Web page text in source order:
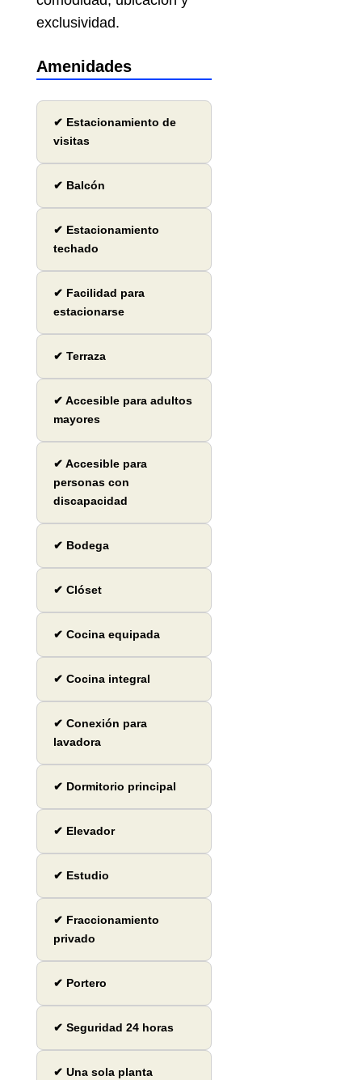
exclusividad.
Amenidades
✔ Estacionamiento de
visitas
✔ Balcón
✔ Estacionamiento
techado
✔ Facilidad para
estacionarse
✔ Terraza
✔ Accesible para adultos
mayores
✔ Accesible para
personas con
discapacidad
✔ Bodega
✔ Clóset
✔ Cocina equipada
✔ Cocina integral
✔ Conexión para
lavadora
✔ Dormitorio principal
✔ Elevador
✔ Estudio
✔ Fraccionamiento
privado
✔ Portero
✔ Seguridad 24 horas
✔ Una sola planta